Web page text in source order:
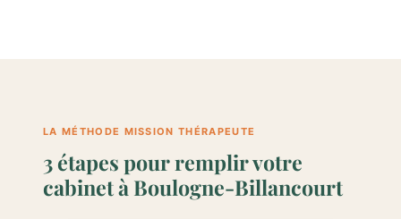
LA MÉTHODE MISSION THÉRAPEUTE
3 étapes pour remplir votre
cabinet à Boulogne-Billancourt